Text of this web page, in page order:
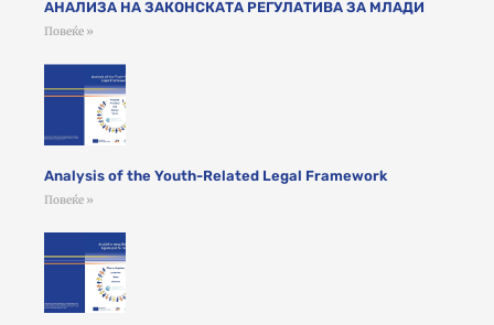
АНАЛИЗА НА ЗАКОНСКАТА РЕГУЛАТИВА ЗА МЛАДИ
Повеќе »
Analysis of the Youth-Related Legal Framework
Повеќе »